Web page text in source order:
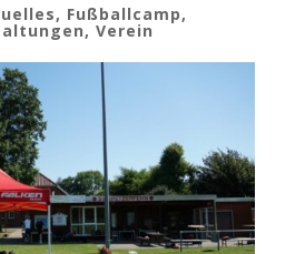
, Fußballcamp,
, Verein